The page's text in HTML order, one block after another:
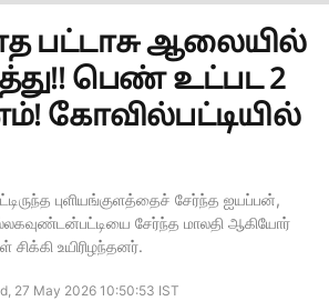
பட்டாசு ஆலையில்
பெண் உட்பட 2
கோவில்பட்டியில்
புளியங்குளத்தைச் சேர்ந்த ஐயப்பன்,
சேர்ந்த மாலதி ஆகியோர்
சிக்கி உயிரிழந்தனர்.
27 May 2026 10:50:53 IST